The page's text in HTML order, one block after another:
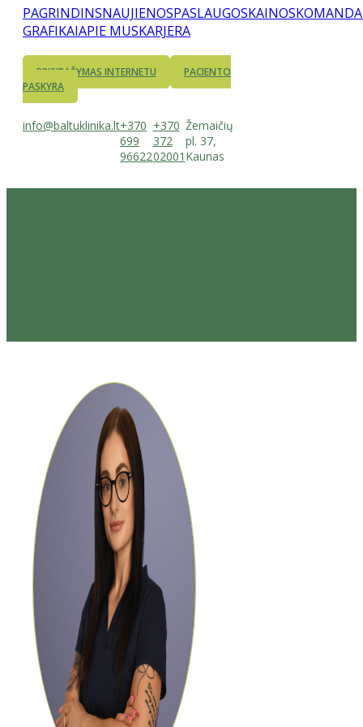
PAGRINDINSNAUJIENOSPASLAUGOSKAINOSKOMANDA
GRAFIKAIAPIE MUSKARJERA
PRISIRAŠYMAS INTERNETU
PACIENTO
PASKYRA
info@baltuklinika.lt+370
699
96622
+370
372
02001
Žemaičių
pl. 37,
Kaunas